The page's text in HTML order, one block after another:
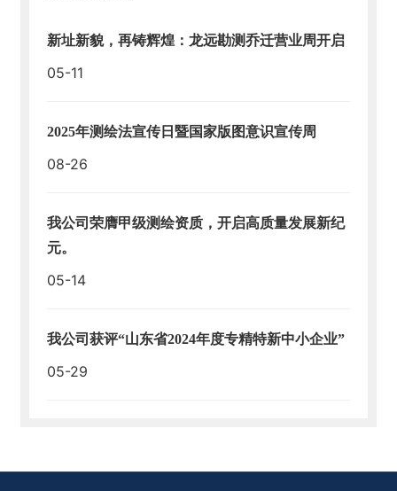
新址新貌，再铸辉煌：龙远勘测乔迁营业周开启
05-11
2025年测绘法宣传日暨国家版图意识宣传周
08-26
我公司荣膺甲级测绘资质，开启高质量发展新纪
元。
05-14
我公司获评“山东省2024年度专精特新中小企业”
05-29